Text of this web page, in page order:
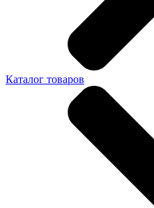
Каталог товаров